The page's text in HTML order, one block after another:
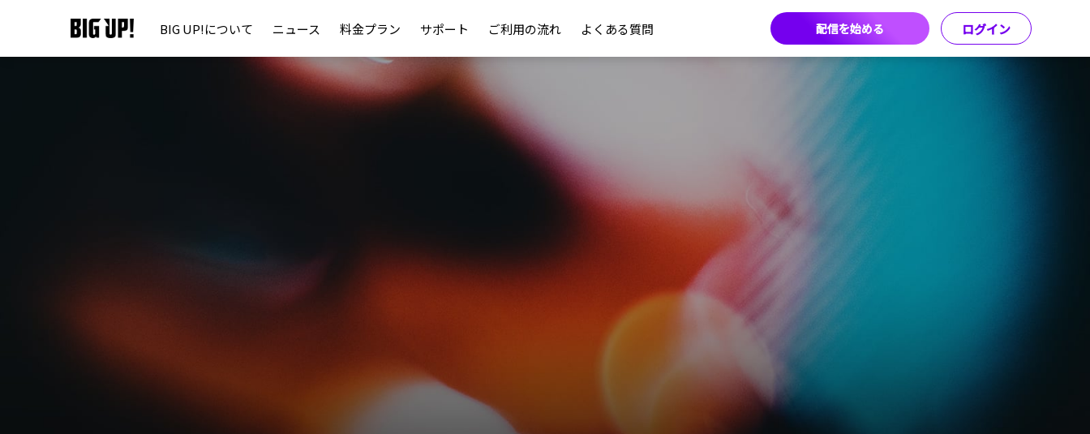
BIG UP!について ニュース 料金プラン サポート ご利用の流れ よくある質問 配信を始める ログイン